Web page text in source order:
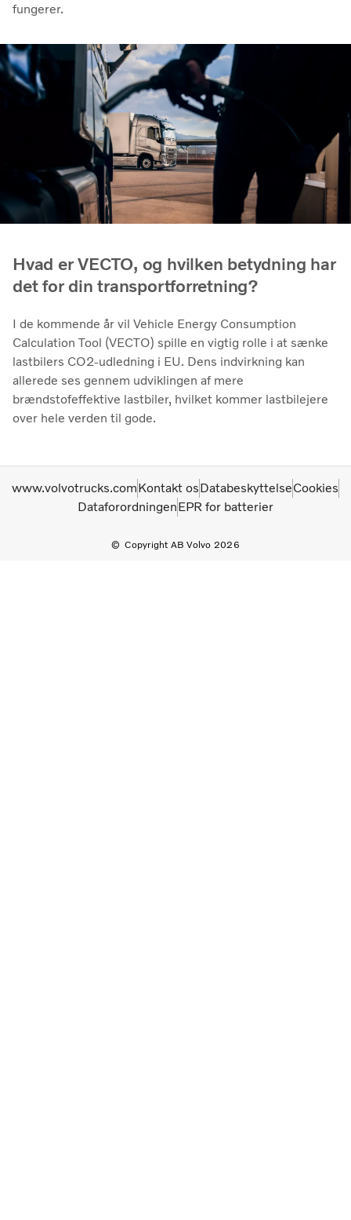
fungerer.
Hvad er VECTO, og hvilken betydning har
det for din transportforretning?
I de kommende år vil Vehicle Energy Consumption
Calculation Tool (VECTO) spille en vigtig rolle i at sænke
lastbilers CO2-udledning i EU. Dens indvirkning kan
allerede ses gennem udviklingen af mere
brændstofeffektive lastbiler, hvilket kommer lastbilejere
over hele verden til gode.
Copyright AB Volvo 2026
www.volvotrucks.comKontakt osDatabeskyttelseCookies
DataforordningenEPR for batterier